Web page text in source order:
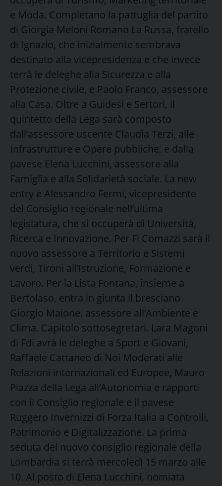
e Moda. Completano la pattuglia del partito
di Giorgia Meloni Romano La Russa, fratello
di Ignazio, che inizialmente sembrava
destinato alla vicepresidenza e che invece
terrà le deleghe alla Sicurezza e alla
Protezione civile, e Paolo Franco, assessore
alla Casa. Oltre a Guidesi e Sertori, il
quintetto della Lega sarà composto
dall’assessore uscente Claudia Terzi, alle
Infrastrutture e Opere pubbliche, e dalla
pavese Elena Lucchini, assessore alla
Famiglia e alla Solidarietà sociale. La new
entry è Alessandro Fermi, vicepresidente
del Consiglio regionale nell’ultima
legislatura, che si occuperà di Università,
Ricerca e Innovazione. Per Fi Comazzi sarà il
nuovo assessore a Territorio e Sistemi
verdi, Tironi all’Istruzione, Formazione e
Lavoro. Per la Lista Fontana, insieme a
Bertolaso, entra in giunta il bresciano
Giorgio Maione, assessore all’Ambiente e
Clima. Capitolo sottosegretari. Lara Magoni
di Fdi avrà le deleghe a Sport e Giovani,
Raffaele Cattaneo di Noi Moderati alle
Relazioni internazionali ed Europee, Mauro
Piazza della Lega all’Autonomia e rapporti
con il Consiglio regionale e il pavese
Ruggero Invernizzi di Forza Italia a Controlli,
Patrimonio e Digitalizzazione. La prima
seduta del nuovo consiglio regionale della
Lombardia si terrà mercoledì 15 marzo alle
10. Al posto di Elena Lucchini, nomiata